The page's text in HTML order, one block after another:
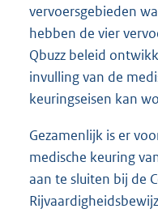
vervoersgebieden
hebben de vier
Qbuzz beleid
invulling van de
keuringseisen kan
Gezamenlijk is er
medische keuring
aan te sluiten bij de